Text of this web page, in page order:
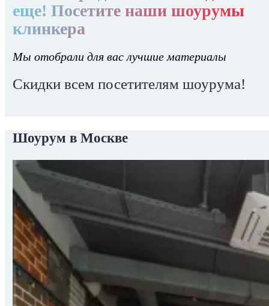
еще! Посетите наши шоурумы
клинкера
Мы отобрали для вас лучшие материалы
Скидки всем посетителям шоурума!
Шоурум в Москве